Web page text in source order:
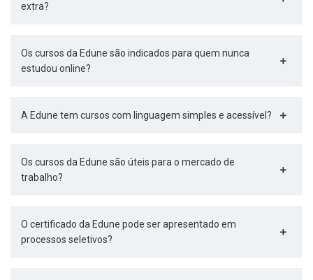
extra?
Os cursos da Edune são indicados para quem nunca
estudou online?
A Edune tem cursos com linguagem simples e acessível?
Os cursos da Edune são úteis para o mercado de
trabalho?
O certificado da Edune pode ser apresentado em
processos seletivos?